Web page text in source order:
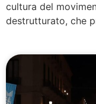
cultura del
destrutturato, che